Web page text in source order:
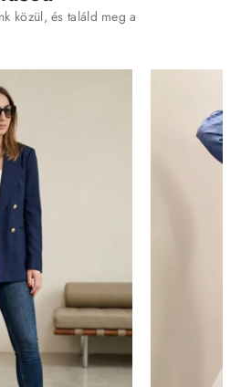
közül, és találd meg a